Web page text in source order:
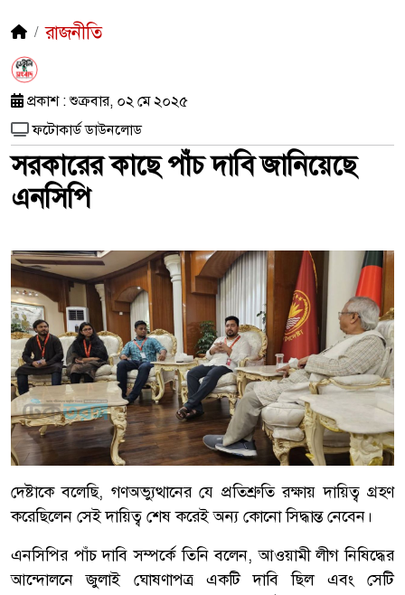
রাজনীতি
প্রকাশ : শুক্রবার, ০২ মে ২০২৫
ফটোকার্ড ডাউনলোড
সরকারের কাছে পাঁচ দাবি জানিয়েছে
এনসিপি
দেষ্টাকে বলেছি, গণঅভ্যুত্থানের যে প্রতিশ্রুতি রক্ষায় দায়িত্ব গ্রহণ
করেছিলেন সেই দায়িত্ব শেষ করেই অন্য কোনো সিদ্ধান্ত নেবেন।
এনসিপির পাঁচ দাবি সম্পর্কে তিনি বলেন, আওয়ামী লীগ নিষিদ্ধের
আন্দোলনে জুলাই ঘোষণাপত্র একটি দাবি ছিল এবং সেটি